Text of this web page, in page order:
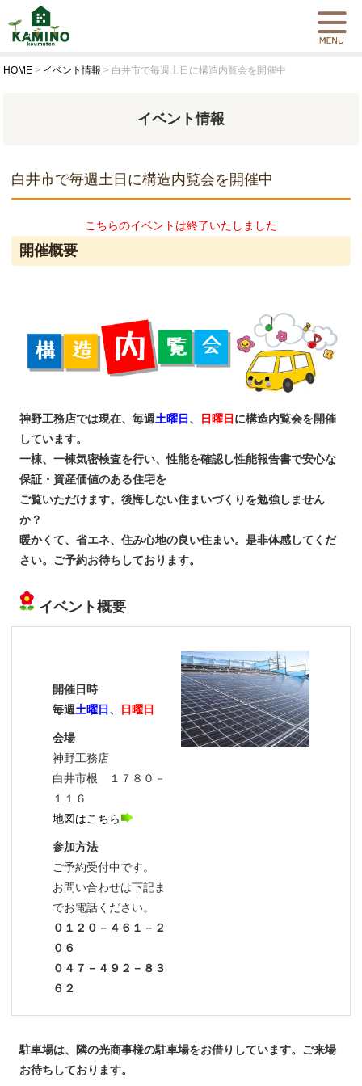
HOME > イベント情報 > 白井市で毎週土日に構造内覧会を開催中
イベント情報
白井市で毎週土日に構造内覧会を開催中
こちらのイベントは終了いたしました
開催概要
神野工務店では現在、毎週 土曜日 、 日曜日 に構造内覧会を開催
しています。
一棟、一棟気密検査を行い、性能を確認し性能報告書で安心な
保証・資産価値のある住宅を
ご覧いただけます。後悔しない住まいづくりを勉強しません
か？
暖かくて、省エネ、住み心地の良い住まい。是非体感してくだ
さい。ご予約お待ちしております。
イベント概要
開催日時
毎週 土曜日 、 日曜日
会場
神野工務店
白井市根 １７８０－
１１６
地図はこちら
参加方法
ご予約受付中です。
お問い合わせは下記ま
でお電話ください。
０１２０－４６１－２
０６
０４７－４９２－８３
６２
駐車場は、隣の光商事様の駐車場をお借りしています。ご来場
お待ちしております。